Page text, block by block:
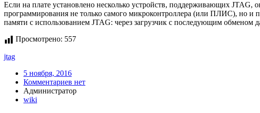
Если на плате установлено несколько устройств, поддерживающих
программирования не только самого микроконтроллера (или ПЛИС), но
памяти с использованием JTAG: через загрузчик с последующим
Просмотрено: 557
jtag
5 ноября, 2016
Комментариев нет
Администратор
wiki